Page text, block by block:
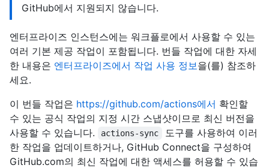
GitHub에서 지원되지 않습니다.
엔터프라이즈 인스턴스에는 워크플로에서 사용할 수 있는
여러 기본 제공 작업이 포함됩니다. 번들 작업에 대한 자세
한 내용은 엔터프라이즈에서 작업 사용 정보을(를) 참조하
세요.
이 번들 작업은 https://github.com/actions에서 확인할
수 있는 공식 작업의 지정 시간 스냅샷이므로 최신 버전을
사용할 수 있습니다.
actions-sync
도구를 사용하여 이러
한 작업을 업데이트하거나, GitHub Connect을 구성하여
GitHub.com의 최신 작업에 대한 액세스를 허용할 수 있습